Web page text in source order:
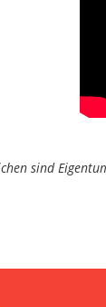
sind